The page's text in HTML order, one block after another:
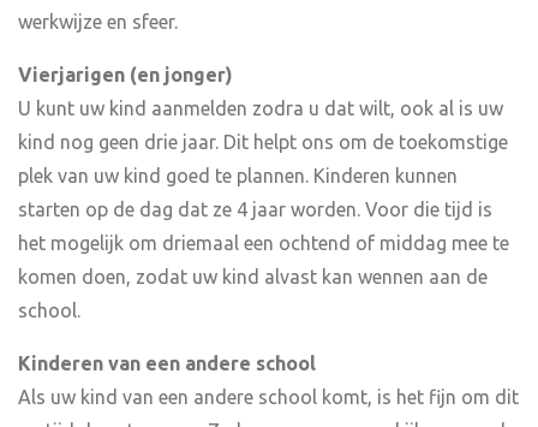
werkwijze en sfeer.
Vierjarigen (en jonger)
U kunt uw kind aanmelden zodra u dat wilt, ook al is uw
kind nog geen drie jaar. Dit helpt ons om de toekomstige
plek van uw kind goed te plannen. Kinderen kunnen
starten op de dag dat ze 4 jaar worden. Voor die tijd is
het mogelijk om driemaal een ochtend of middag mee te
komen doen, zodat uw kind alvast kan wennen aan de
school.
Kinderen van een andere school
Als uw kind van een andere school komt, is het fijn om dit